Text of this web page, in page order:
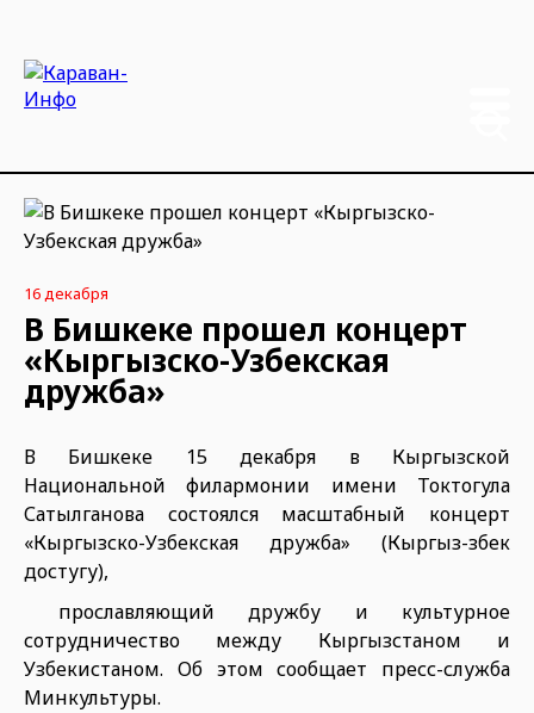
16 декабря
В Бишкеке прошел концерт
«Кыргызско-Узбекская
дружба»
В Бишкеке 15 декабря в Кыргызской
Национальной филармонии имени Токтогула
Сатылганова состоялся масштабный концерт
«Кыргызско-Узбекская дружба» (Кыргыз-Өзбек
достугу),
прославляющий дружбу и культурное
сотрудничество между Кыргызстаном и
Узбекистаном. Об этом сообщает пресс-служба
Минкультуры.